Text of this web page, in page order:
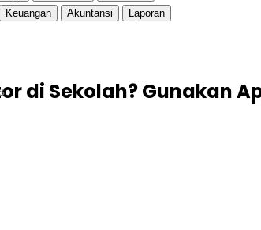
Keuangan Akuntansi Laporan
di Sekolah? Gunakan